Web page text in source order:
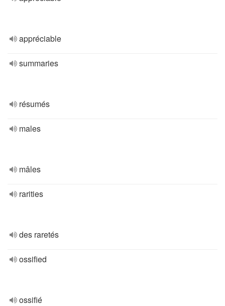
appréciable
summaries
résumés
males
mâles
rarities
des raretés
ossified
ossifié